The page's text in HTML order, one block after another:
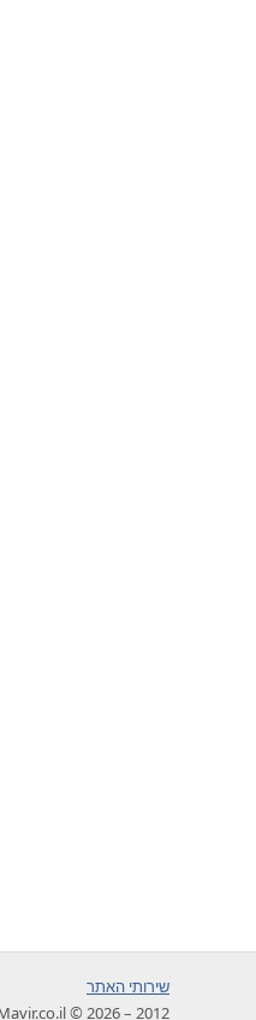
שירותי האתר
2012 – 2026 © Mavir.co.il